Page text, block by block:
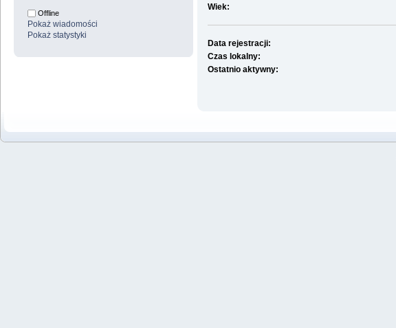
Offline
Pokaż wiadomości
Pokaż statystyki
Wiek:
Data rejestracji:
Czas lokalny:
Ostatnio aktywny: